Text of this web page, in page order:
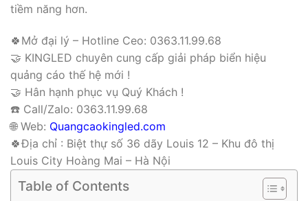
tiềm năng hơn.
🍀Mở đại lý – Hotline Ceo: 0363.11.99.68
🤝 KINGLED chuyên cung cấp giải pháp biển hiệu
quảng cáo thế hệ mới !
🤝 Hân hạnh phục vụ Quý Khách !
☎️ Call/Zalo: 0363.11.99.68
🌐Web: Quangcaokingled.com
🍀Địa chỉ : Biệt thự số 36 dãy Louis 12 – Khu đô thị
Louis City Hoàng Mai – Hà Nội
Table of Contents